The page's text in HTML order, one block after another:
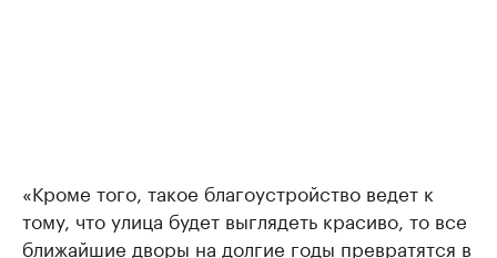
«Кроме того, такое благоустройство ведет к
тому, что улица будет выглядеть красиво, то все
ближайшие дворы на долгие годы превратятся в